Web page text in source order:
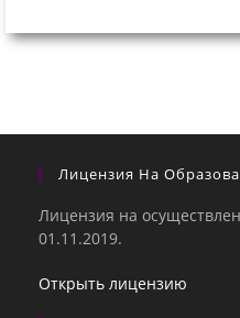
Лицензия На
Лицензия на
01.11.2019.
Открыть лицензию